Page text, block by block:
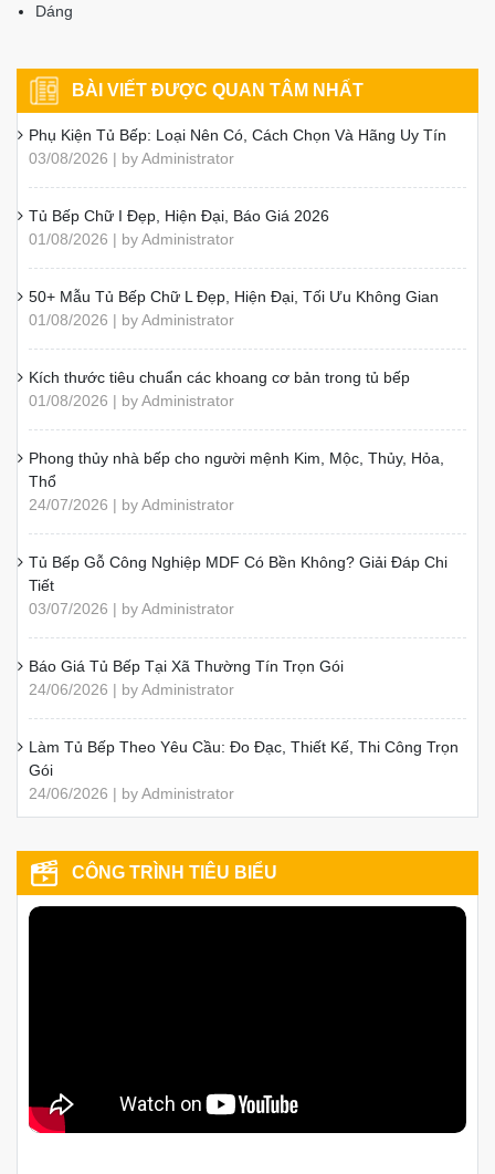
Dáng
BÀI VIẾT ĐƯỢC QUAN TÂM NHẤT
Phụ Kiện Tủ Bếp: Loại Nên Có, Cách Chọn Và Hãng Uy Tín
03/08/2026 | by Administrator
Tủ Bếp Chữ I Đẹp, Hiện Đại, Báo Giá 2026
01/08/2026 | by Administrator
50+ Mẫu Tủ Bếp Chữ L Đẹp, Hiện Đại, Tối Ưu Không Gian
01/08/2026 | by Administrator
Kích thước tiêu chuẩn các khoang cơ bản trong tủ bếp
01/08/2026 | by Administrator
Phong thủy nhà bếp cho người mệnh Kim, Mộc, Thủy, Hỏa,
Thổ
24/07/2026 | by Administrator
Tủ Bếp Gỗ Công Nghiệp MDF Có Bền Không? Giải Đáp Chi
Tiết
03/07/2026 | by Administrator
Báo Giá Tủ Bếp Tại Xã Thường Tín Trọn Gói
24/06/2026 | by Administrator
Làm Tủ Bếp Theo Yêu Cầu: Đo Đạc, Thiết Kế, Thi Công Trọn
Gói
24/06/2026 | by Administrator
CÔNG TRÌNH TIÊU BIỂU